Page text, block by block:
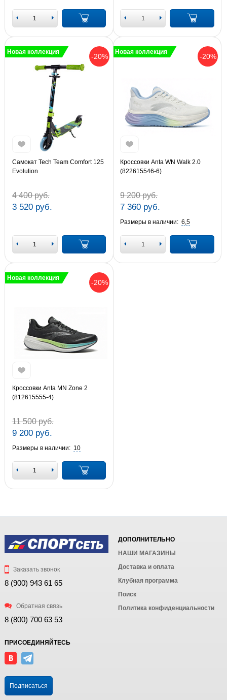
-20%
Новая коллекция
Самокат Tech Team Comfort 125
Evolution
4 400 руб.
3 520 руб.
-20%
Новая коллекция
Кроссовки Anta WN Walk 2.0
(822615546-6)
9 200 руб.
7 360 руб.
Размеры в наличии: 6,5
-20%
Новая коллекция
Кроссовки Anta MN Zone 2
(812615555-4)
11 500 руб.
9 200 руб.
Размеры в наличии: 10
Заказать звонок
8 (900) 943 61 65
Обратная связь
8 (800) 700 63 53
ДОПОЛНИТЕЛЬНО
НАШИ МАГАЗИНЫ
Доставка и оплата
Клубная программа
Поиск
Политика конфиденциальности
ПРИСОЕДИНЯЙТЕСЬ
Подписаться